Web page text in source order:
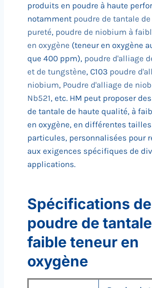
produits en poudre à haute
notamment poudre de tantale
pureté, poudre de niobium à
en oxygène (teneur en oxygène
que 400 ppm), poudre d'alliage
et de tungstène, C103 poudre
niobium, Poudre d'alliage de
Nb521, etc. HM peut proposer
de tantale de haute qualité, à
en oxygène, en différentes
particules, personnalisées pour
aux exigences spécifiques de
applications.
Spécifications
poudre de
faible teneur en
oxygène